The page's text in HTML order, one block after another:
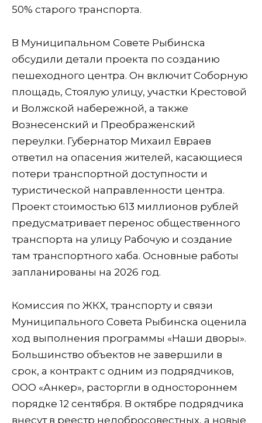
50% старого транспорта.
В Муниципальном Совете Рыбинска
обсудили детали проекта по созданию
пешеходного центра. Он включит Соборную
площадь, Стоялую улицу, участки Крестовой
и Волжской набережной, а также
Вознесенский и Преображенский
переулки. Губернатор Михаил Евраев
ответил на опасения жителей, касающиеся
потери транспортной доступности и
туристической направленности центра.
Проект стоимостью 613 миллионов рублей
предусматривает перенос общественного
транспорта на улицу Рабочую и создание
там транспортного хаба. Основные работы
запланированы на 2026 год.
Комиссия по ЖКХ, транспорту и связи
Муниципального Совета Рыбинска оценила
ход выполнения программы «Наши дворы».
Большинство объектов не завершили в
срок, а контракт с одним из подрядчиков,
ООО «Анкер», расторгли в одностороннем
порядке 12 сентября. В октябре подрядчика
внесут в реестр недобросовестных, а новые